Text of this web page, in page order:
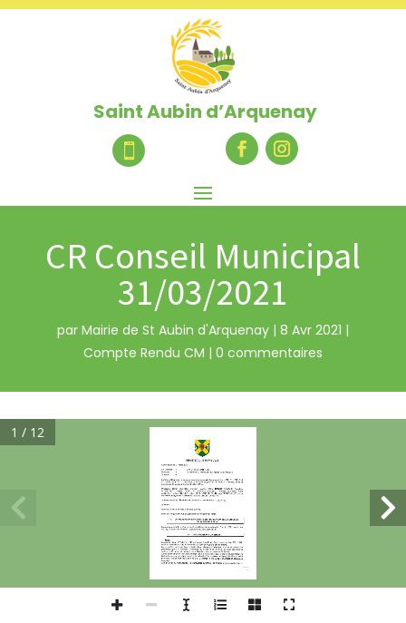
Saint Aubin d’Arquenay

CR Conseil Municipal
31/03/2021
par Mairie de St Aubin d'Arquenay| 8 Avr 2021 |
Compte Rendu CM | 0 commentaires
1 / 12